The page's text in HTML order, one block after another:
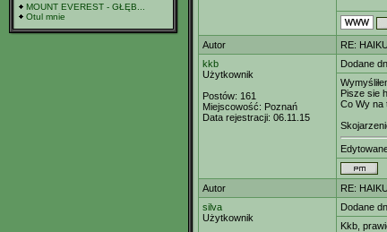
MOUNT EVEREST - GŁĘB...
Otul mnie
Autor
RE: HAIKU
kkb
Użytkownik
Postów: 161
Miejscowość: Poznań
Data rejestracji: 06.11.15
Dodane
Pisze sie
Co Wy na
Autor
RE: HAIKU
silva
Użytkownik
Dodane
Kkb,